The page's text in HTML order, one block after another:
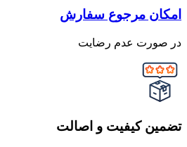
امکان مرجوع سفارش
در صورت عدم رضایت
تضمین کیفیت و اصالت